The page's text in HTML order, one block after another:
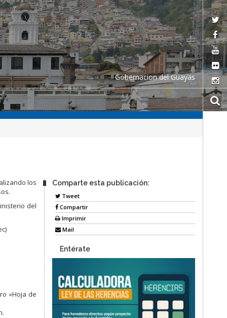
Gobernacion del Guayas
los
del
«Hoja de
Comparte esta publicación:
Tweet
Compartir
Imprimir
Mail
Entérate